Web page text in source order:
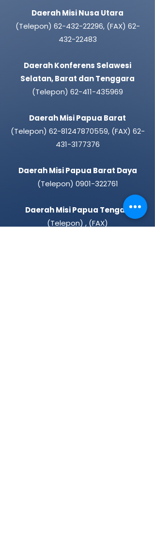
Daerah Misi Nusa Utara
(Telepon) 62-432-22296, (FAX) 62-
432-22483
Daerah Konferens Selawesi
Selatan, Barat dan Tenggara
(Telepon) 62-411-435969
Daerah Misi Papua Barat
(Telepon) 62-81247870559,(FAX) 62-
431-3177376
Daerah Misi Papua Barat Daya
(Telepon) 0901-322761
Daerah Misi Papua Tengah
(Telepon) , (FAX)